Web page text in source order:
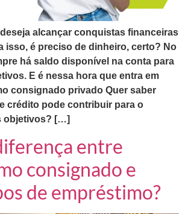
alcançar conquistas financeiras
isso, é preciso de dinheiro, certo? No
há saldo disponível na conta para
E é nessa hora que entra em
consignado privado Quer saber
crédito pode contribuir para o
objetivos? […]
entre
consignado e
de empréstimo?